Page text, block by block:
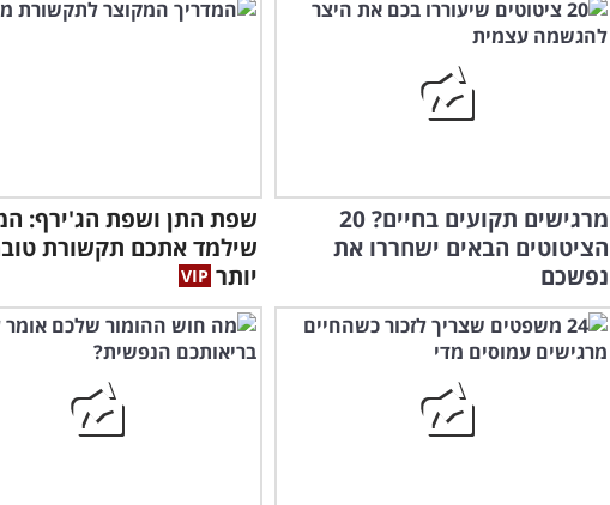
מרגישים תקועים בחיים? 20
הציטוטים הבאים ישחררו את
נפשכם
שפת התן ושפת הג'ירף:
שילמד אתכם תקשורת
יותר